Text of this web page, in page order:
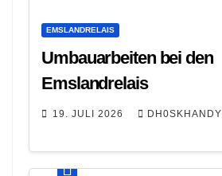
EMSLANDRELAIS
Umbauarbeiten bei den
Emslandrelais
19. JULI 2026 DH0SKHANDY